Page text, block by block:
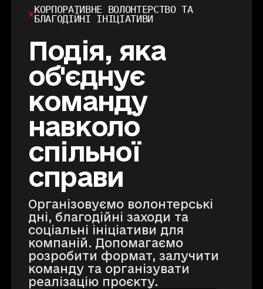
КОРПОРАТИВНЕ ВОЛОНТЕРСТВО ТА
БЛАГОДІЙНІ ІНІЦІАТИВИ
Подія, яка
об'єднує
команду
навколо
спільної
справи
Організовуємо волонтерські
дні, благодійні заходи та
соціальні ініціативи для
компаній. Допомагаємо
розробити формат, залучити
команду та організувати
реалізацію проєкту.